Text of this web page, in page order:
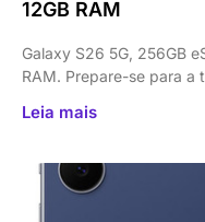
12GB RAM
Galaxy S26 5G, 256GB
RAM. Prepare-se para a
Leia mais